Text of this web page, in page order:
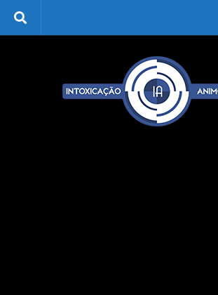
Skip to content